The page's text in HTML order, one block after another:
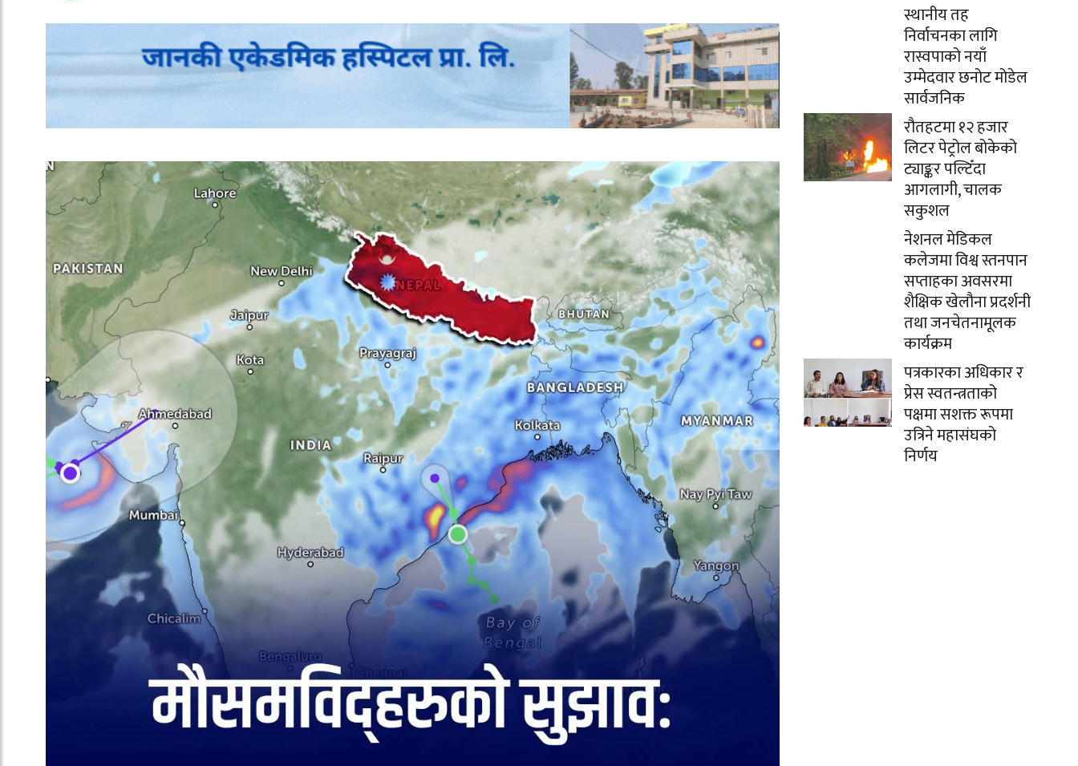
स्थानीय तह
निर्वाचनका लागि
रास्वपाको नयाँ
उम्मेदवार छनोट मोडेल
सार्वजनिक
रौतहटमा १२ हजार
लिटर पेट्रोल बोकेको
ट्याङ्कर पल्टिँदा
आगलागी, चालक
सकुशल
नेशनल मेडिकल
कलेजमा विश्व स्तनपान
सप्ताहका अवसरमा
शैक्षिक खेलौना प्रदर्शनी
तथा जनचेतनामूलक
कार्यक्रम
पत्रकारका अधिकार र
प्रेस स्वतन्त्रताको
पक्षमा सशक्त रूपमा
उत्रिने महासंघको
निर्णय